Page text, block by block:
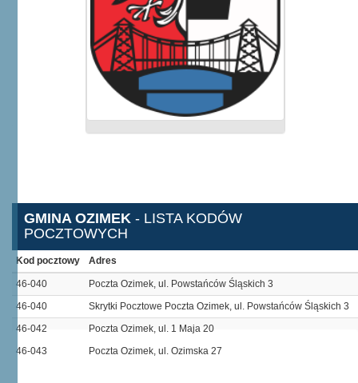
GMINA OZIMEK - LISTA KODÓW
POCZTOWYCH
Kod pocztowy Adres
46-040
Poczta Ozimek, ul. Powstańców Śląskich 3
46-040
Skrytki Pocztowe Poczta Ozimek, ul. Powstańców Śląskich 3
46-042
Poczta Ozimek, ul. 1 Maja 20
46-043
Poczta Ozimek, ul. Ozimska 27